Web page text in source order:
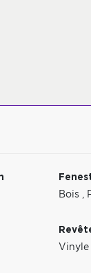
Bois ,
Vinyle